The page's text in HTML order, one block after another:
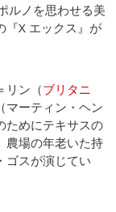
ルノを思わせる美
『X エックス』が
リン（ブリタニ
マーティン・ヘン
ためにテキサスの
農場の年老いた持
ゴスが演じてい